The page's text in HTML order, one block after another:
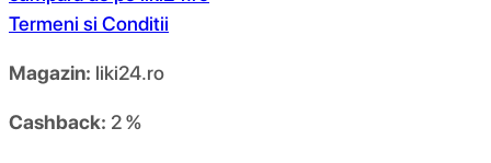
Termeni si Conditii
Magazin: liki24.ro
Cashback: 2 %